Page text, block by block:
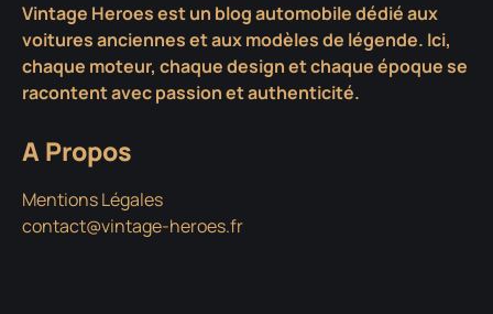
Vintage Heroes est un blog automobile dédié aux
voitures anciennes et aux modèles de légende. Ici,
chaque moteur, chaque design et chaque époque se
racontent avec passion et authenticité.
A Propos
Mentions Légales
contact@vintage-heroes.fr